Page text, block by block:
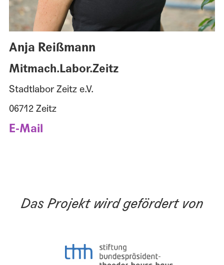
Anja Reißmann
Mitmach.Labor.Zeitz
Stadtlabor Zeitz e.V.
06712 Zeitz
E-Mail
Das Projekt wird gefördert von